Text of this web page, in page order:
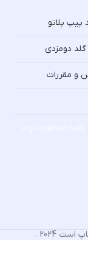
پیپ پلاتو
دومزدی
و مقررات
است 2024
.